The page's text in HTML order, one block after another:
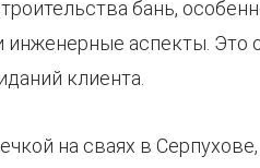
бань,
аспекты. Это
клиента.
на сваях в